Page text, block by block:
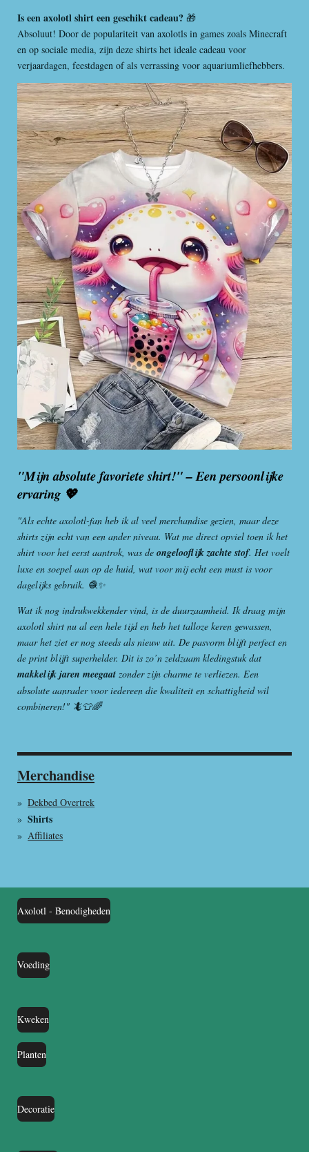
Is een axolotl shirt een geschikt cadeau? 🎁
Absoluut! Door de populariteit van axolotls in games zoals Minecraft
en op sociale media, zijn deze shirts het ideale cadeau voor
verjaardagen, feestdagen of als verrassing voor aquariumliefhebbers.
"Mijn absolute favoriete shirt!" – Een persoonlijke
ervaring 💖
"Als echte axolotl-fan heb ik al veel merchandise gezien, maar deze
shirts zijn echt van een ander niveau. Wat me direct opviel toen ik het
shirt voor het eerst aantrok, was de ongelooflijk zachte stof. Het voelt
luxe en soepel aan op de huid, wat voor mij echt een must is voor
dagelijks gebruik. 🧶✨
Wat ik nog indrukwekkender vind, is de duurzaamheid. Ik draag mijn
axolotl shirt nu al een hele tijd en heb het talloze keren gewassen,
maar het ziet er nog steeds als nieuw uit. De pasvorm blijft perfect en
de print blijft superhelder. Dit is zo’n zeldzaam kledingstuk dat
makkelijk jaren meegaat zonder zijn charme te verliezen. Een
absolute aanrader voor iedereen die kwaliteit en schattigheid wil
combineren!" 🦎👕🌈
Merchandise
Dekbed Overtrek
Shirts
Affiliates
Axolotl - Benodigheden
Voeding
Kweken
Planten
Decoratie